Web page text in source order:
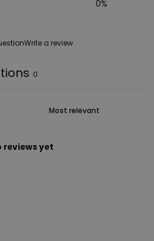
0%
Write a review
0
reviews yet